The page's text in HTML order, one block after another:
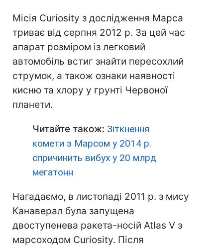
Місія Curiosity з дослідження Марса
триває від серпня 2012 р. За цей час
апарат розміром із легковий
автомобіль встиг знайти пересохлий
струмок, а також ознаки наявності
кисню та хлору у грунті Червоної
планети.
Читайте також: Зіткнення
комети з Марсом у 2014 р.
спричинить вибух у 20 млрд
мегатонн
Нагадаємо, в листопаді 2011 р. з мису
Канаверал була запущена
двоступенева ракета-носій Atlas V з
марсоходом Curiosity. Після